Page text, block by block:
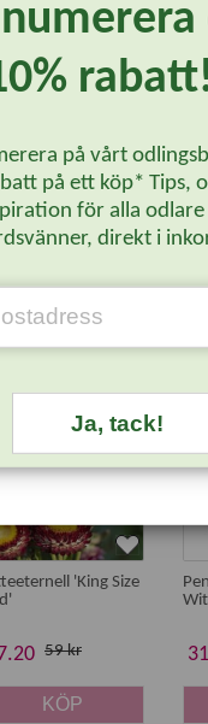
utomhus
växtförhållanden. Den
12 °C och vattna
blommar de igen.
4 krukor.
-20%
'King Size
59 kr
KÖP
på vårt
på ett köp* Tips,
för alla odlare
direkt i
Ja, tack!